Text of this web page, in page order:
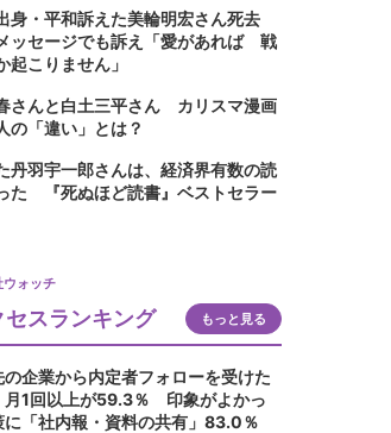
身・平和訴えた美輪明宏さん死去
ッセージでも訴え「愛があれば 戦
起こりません」
さんと白土三平さん カリスマ漫画
の「違い」とは？
丹羽宇一郎さんは、経済界有数の読
た 『死ぬほど読書』ベストセラー
ォッチ
セスランキング もっと見る
の企業から内定者フォローを受けた
月1回以上が59.3％ 印象がよかっ
に「社内報・資料の共有」83.0％